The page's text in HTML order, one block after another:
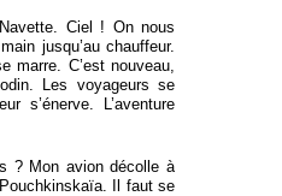
Ciel ! On nous
jusqu’au chauffeur.
marre. C’est nouveau,
Les voyageurs se
s’énerve. L’aventure
? Mon avion décolle à
Il faut se